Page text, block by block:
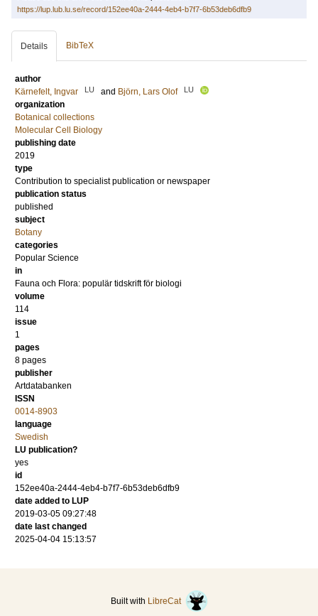
https://lup.lub.lu.se/record/152ee40a-2444-4eb4-b7f7-6b53deb6dfb9
Details BibTeX
author
Kärnefelt, Ingvar
LU and Björn, Lars Olof LU
organization
Botanical collections
Molecular Cell Biology
publishing date
2019
type
Contribution to specialist publication or newspaper
publication status
published
subject
Botany
categories
Popular Science
in
Fauna och Flora: populär tidskrift för biologi
volume
114
issue
1
pages
8 pages
publisher
Artdatabanken
ISSN
0014-8903
language
Swedish
LU publication?
yes
id
152ee40a-2444-4eb4-b7f7-6b53deb6dfb9
date added to LUP
2019-03-05 09:27:48
date last changed
2025-04-04 15:13:57
Built with LibreCat